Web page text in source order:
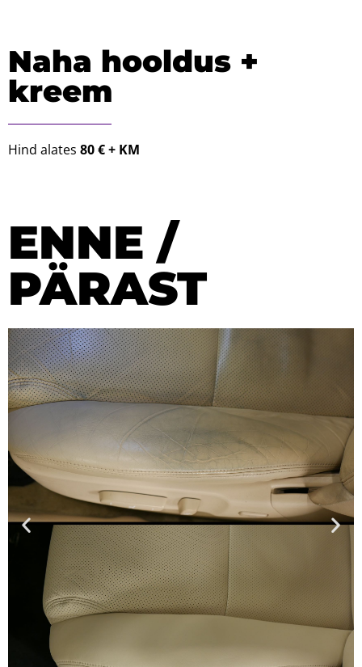
Naha hooldus +
kreem
Hind alates 80 € + KM
ENNE /
PÄRAST